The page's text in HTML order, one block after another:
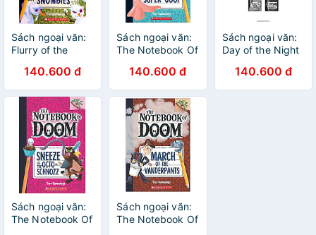
Sách ngoại văn:
Flurry of the
Branches Book
(the Notebook of
Doom #7)
140.600 đ
Sách ngoại văn:
The Notebook Of
Snap Of The
Super-Goop
140.600 đ
Sách ngoại văn:
Day of the Night
140.600 đ
Sách ngoại văn:
The Notebook Of
Sách ngoại văn:
The Notebook Of